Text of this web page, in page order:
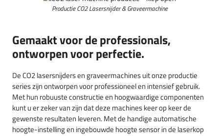
Productie CO2 Lasersnijder & Graveermachine
Gemaakt voor de professionals,
ontworpen voor perfectie.
De CO2 lasersnijders en graveermachines uit onze productie
series zijn ontworpen voor professioneel en intensief gebruik.
Met hun robuuste constructie en hoogwaardige componenten
kunt u er zeker van zijn dat deze machines keer op keer de
gewenste resultaten leveren. Met de handige automatische
hoogte-instelling en ingebouwde hoogte sensor in de laserkop